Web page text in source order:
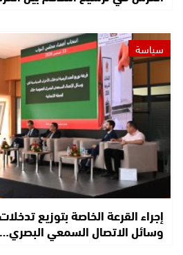
سياسة
إجراء القرعة الخاصة بتوزيع
وسائل الاتصال السمعي البصري…